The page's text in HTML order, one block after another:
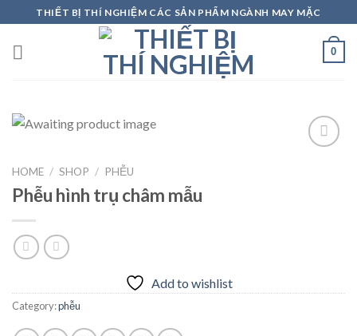
to
content
THIẾT BỊ THÍ NGHIỆM CÁC SẢN PHẨM NGÀNH MAY MẶC
0
HOME / SHOP / PHỄU
Phễu hình trụ châm mẫu
Add to wishlist
Category:phễu